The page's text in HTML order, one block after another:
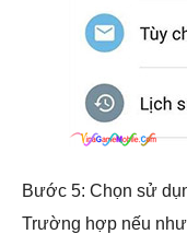
Bước 5: Chọn sử
Trường hợp nếu